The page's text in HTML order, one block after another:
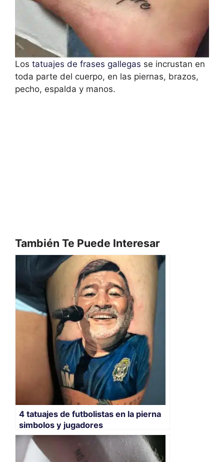
Los tatuajes de frases gallegas se incrustan en
toda parte del cuerpo, en las piernas, brazos,
pecho, espalda y manos.
También Te Puede Interesar
4 tatuajes de futbolistas en la pierna
simbolos y jugadores